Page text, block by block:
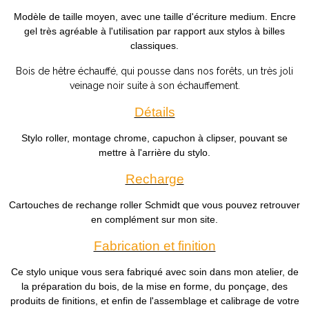
Modèle de taille moyen, avec une taille d'écriture medium. Encre
gel très agréable à l'utilisation par rapport aux stylos à billes
classiques.
Bois de hêtre échauffé, qui pousse dans nos forêts, un très joli
veinage noir suite à son échauffement.
Détails
Stylo roller, montage chrome, capuchon à clipser, pouvant se
mettre à l'arrière du stylo.
Recharge
Cartouches de rechange roller Schmidt que vous pouvez retrouver
en complément sur mon site.
Fabrication et finition
Ce stylo unique vous sera fabriqué avec soin dans mon atelier, de
la préparation du bois, de la mise en forme, du ponçage, des
produits de finitions, et enfin de l'assemblage et calibrage de votre